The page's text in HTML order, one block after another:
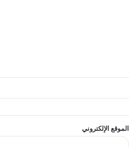
الموقع الإلكتروني